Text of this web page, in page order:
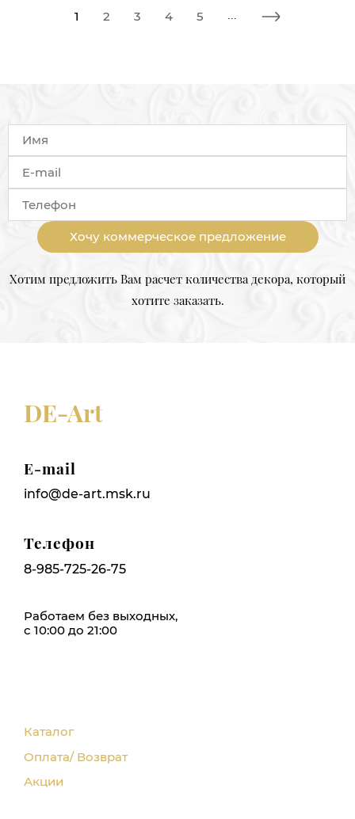
1 2 3 4 5 ...
Хочу коммерческое предложение
Хотим предложить Вам расчет количества декора, который
хотите заказать.
DE-Art
E-mail
info@de-art.msk.ru
Телефон
8-985-725-26-75
Работаем без выходных,
с 10:00 до 21:00
Каталог
Оплата/ Возврат
Акции